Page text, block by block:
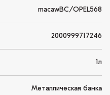
macawBC/OPEL568
2000999717246
1л
Металлическая банка